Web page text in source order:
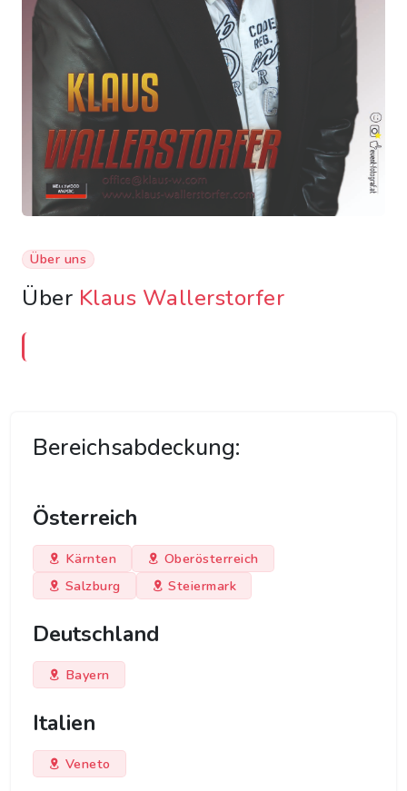
Über uns
Über Klaus Wallerstorfer
Bereichsabdeckung:
Österreich
Kärnten
Oberösterreich
Salzburg
Steiermark
Deutschland
Bayern
Italien
Veneto